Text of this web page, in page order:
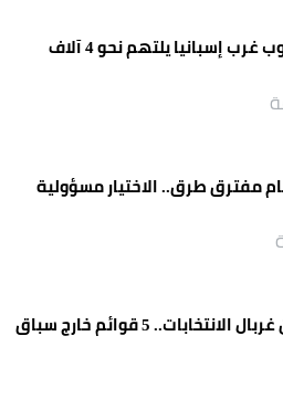
حريق في جنوب غرب إسبانيا يلتهم نحو 4 آلاف
مفترق طرق.. الاختيار مسؤولية
الرزيزاء ينجو من غربال الانتخابات.. 5 قوائم خارج سباق